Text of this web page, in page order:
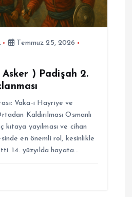
Temmuz 25, 2026
Asker ) Padişah 2.
Vaka-i Hayriye ve
Kaldırılması Osmanlı
kıtaya yayılması ve cihan
en önemli rol, kesinlikle
14. yüzyılda hayata…